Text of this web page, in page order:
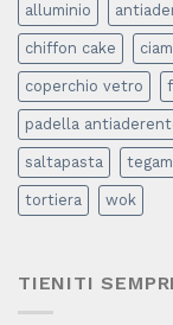
alluminio
chiffon cake
coperchio vetro
padella
saltapasta
tortiera wok
TIENITI